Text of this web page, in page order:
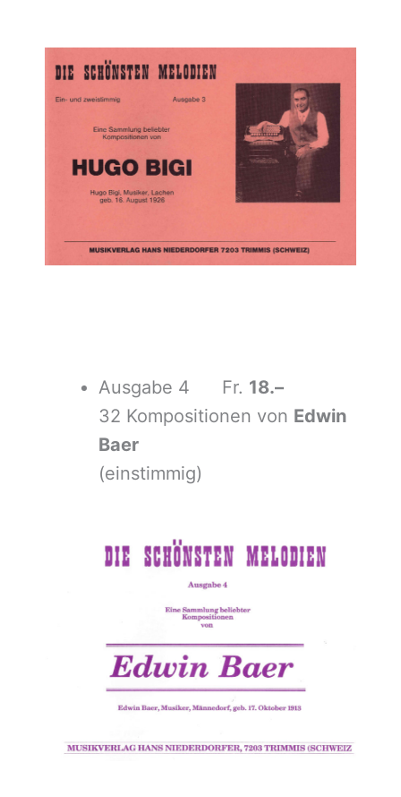
Ausgabe 4 Fr. 18.–
32 Kompositionen von Edwin
Baer
(einstimmig)